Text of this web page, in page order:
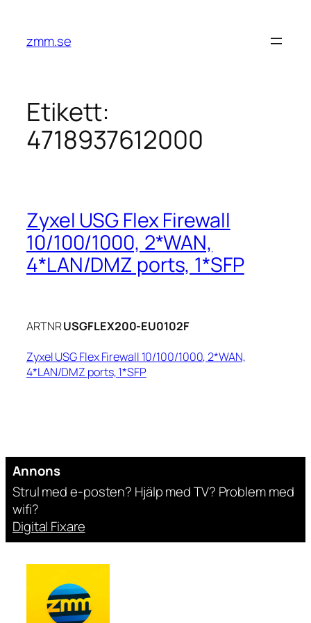
innehåll
zmm.se
Etikett:
4718937612000
Zyxel USG Flex Firewall
10/100/1000, 2*WAN,
4*LAN/DMZ ports, 1*SFP
ARTNRUSGFLEX200-EU0102F
Zyxel USG Flex Firewall 10/100/1000, 2*WAN,
4*LAN/DMZ ports, 1*SFP
Annons
Strul med e-posten? Hjälp med TV? Problem med
wifi?
Digital Fixare